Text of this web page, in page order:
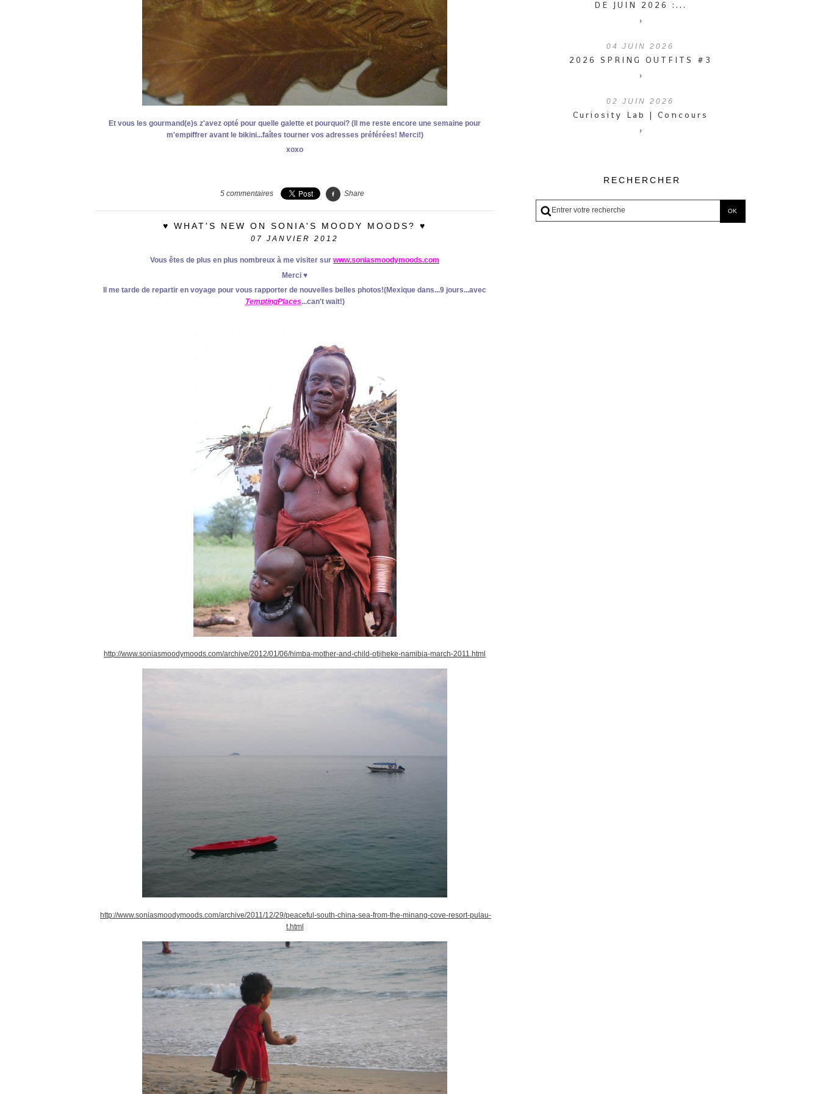
Et vous les gourmand(e)s z'avez opté pour quelle galette et pourquoi? (Il me reste encore une semaine pour
m'empiffrer avant le bikini...faîtes tourner vos adresses préférées! Merci!)
xoxo
5 commentaires Share
♥ WHAT'S NEW ON SONIA'S MOODY MOODS? ♥
07 JANVIER 2012
Vous êtes de plus en plus nombreux à me visiter surwww.soniasmoodymoods.com
Merci ♥
Il me tarde de repartir en voyage pour vous rapporter de nouvelles belles photos!(Mexique dans...9 jours...avec
TemptingPlaces...can't wait!)
http://www.soniasmoodymoods.com/archive/2012/01/06/himba-mother-and-child-otjiheke-namibia-march-2011.html
http://www.soniasmoodymoods.com/archive/2011/12/29/peaceful-south-china-sea-from-the-minang-cove-resort-pulau-
t.html
DE JUIN 2026 :...
›
04 JUIN 2026
2026 SPRING OUTFITS #3
›
02 JUIN 2026
Curiosity Lab | Concours
›
RECHERCHER